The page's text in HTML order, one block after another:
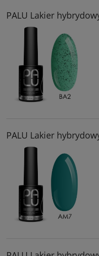
PALU Lakier
PALU Lakier